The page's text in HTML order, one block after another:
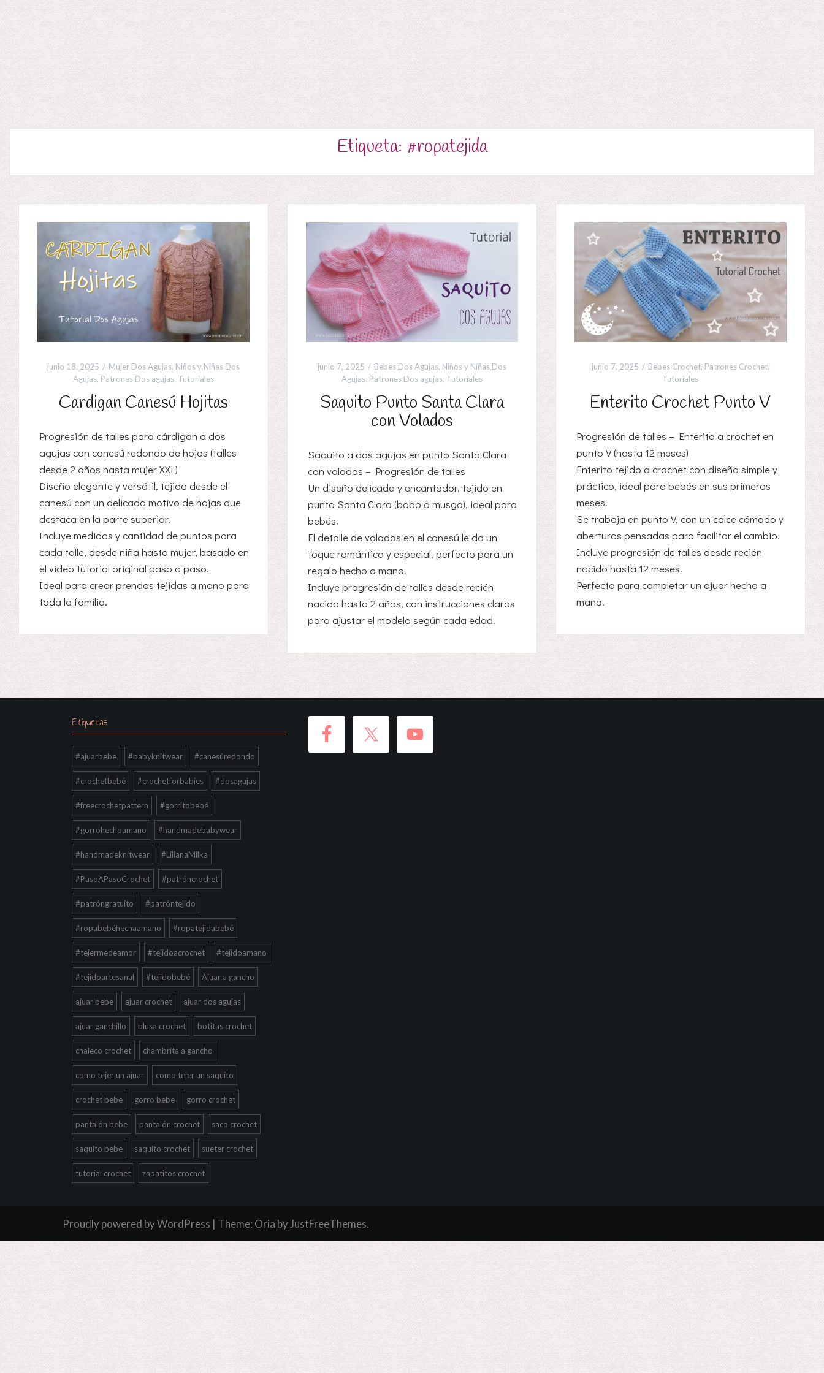
Etiqueta: #ropatejida
junio 18, 2025 Mujer Dos Agujas, Niños y Niñas Dos
Agujas, Patrones Dos agujas, Tutoriales
Cardigan Canesú Hojitas
Progresión de talles para cárdigan a dos
agujas con canesú redondo de hojas (talles
desde 2 años hasta mujer XXL)
Diseño elegante y versátil, tejido desde el
canesú con un delicado motivo de hojas que
destaca en la parte superior.
Incluye medidas y cantidad de puntos para
cada talle, desde niña hasta mujer, basado en
el video tutorial original paso a paso.
Ideal para crear prendas tejidas a mano para
toda la familia.
junio 7, 2025 Bebes Dos Agujas, Niños y Niñas Dos
Agujas, Patrones Dos agujas, Tutoriales
Saquito Punto Santa Clara
con Volados
Saquito a dos agujas en punto Santa Clara
con volados – Progresión de talles
Un diseño delicado y encantador, tejido en
punto Santa Clara (bobo o musgo), ideal para
bebés.
El detalle de volados en el canesú le da un
toque romántico y especial, perfecto para un
regalo hecho a mano.
Incluye progresión de talles desde recién
nacido hasta 2 años, con instrucciones claras
para ajustar el modelo según cada edad.
junio 7, 2025 Bebes Crochet, Patrones Crochet,
Tutoriales
Enterito Crochet Punto V
Progresión de talles – Enterito a crochet en
punto V (hasta 12 meses)
Enterito tejido a crochet con diseño simple y
práctico, ideal para bebés en sus primeros
meses.
Se trabaja en punto V, con un calce cómodo y
aberturas pensadas para facilitar el cambio.
Incluye progresión de talles desde recién
nacido hasta 12 meses.
Perfecto para completar un ajuar hecho a
mano.
Etiquetas
#ajuarbebe #babyknitwear #canesúredondo
#crochetbebé #crochetforbabies #dosagujas
#freecrochetpattern #gorritobebé
#gorrohechoamano #handmadebabywear
#handmadeknitwear #LilianaMilka
#PasoAPasoCrochet #patróncrochet
#patróngratuito #patróntejido
#ropabebéhechaamano #ropatejidabebé
#tejermedeamor #tejidoacrochet #tejidoamano
#tejidoartesanal #tejidobebé Ajuar a gancho
ajuar bebe ajuar crochet ajuar dos agujas
ajuar ganchillo blusa crochet botitas crochet
chaleco crochet chambrita a gancho
como tejer un ajuar como tejer un saquito
crochet bebe gorro bebe gorro crochet
pantalón bebe pantalón crochet saco crochet
saquito bebe saquito crochet sueter crochet
tutorial crochet zapatitos crochet
Proudly powered by WordPress | Theme: Oria by JustFreeThemes.